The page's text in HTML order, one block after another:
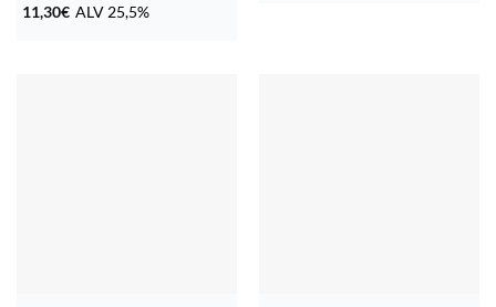
11,30€ ALV 25,5%